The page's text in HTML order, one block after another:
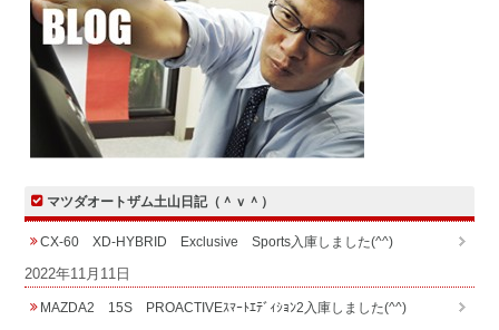
マツダオートザム土山日記（＾ｖ＾）
CX-60 XD-HYBRID Exclusive Sports入庫しました(^^)
2022年11月11日
MAZDA2 15S PROACTIVEｽﾏｰﾄｴﾃﾞｨｼｮﾝ2入庫しました(^^)